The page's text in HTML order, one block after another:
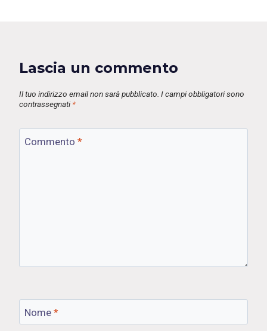
Lascia un commento
Il tuo indirizzo email non sarà pubblicato. I campi obbligatori sono
contrassegnati *
Commento *
Nome *